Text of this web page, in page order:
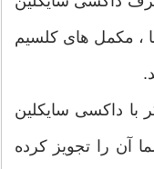
، مکمل های کلسیم
با داکسی سایکلین
آن را تجویز کرده